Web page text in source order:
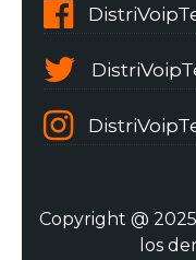
Copyright @
los